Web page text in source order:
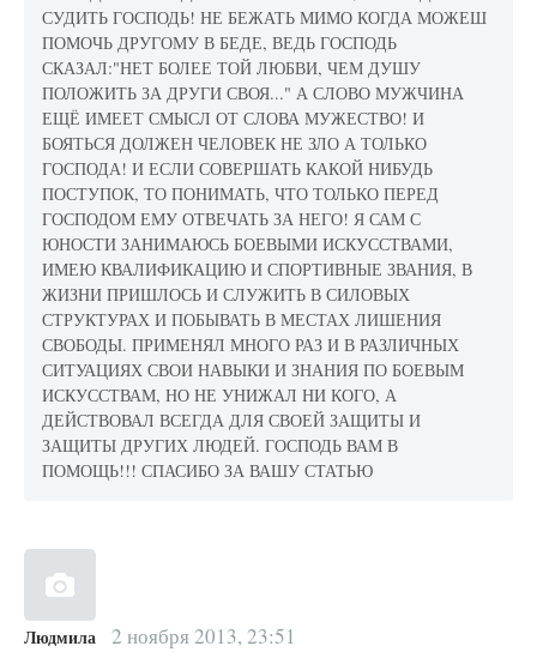
СУДИТЬ ГОСПОДЬ! НЕ БЕЖАТЬ МИМО КОГДА МОЖЕШ
ПОМОЧЬ ДРУГОМУ В БЕДЕ, ВЕДЬ ГОСПОДЬ
СКАЗАЛ:"НЕТ БОЛЕЕ ТОЙ ЛЮБВИ, ЧЕМ ДУШУ
ПОЛОЖИТЬ ЗА ДРУГИ СВОЯ..." А СЛОВО МУЖЧИНА
ЕЩЁ ИМЕЕТ СМЫСЛ ОТ СЛОВА МУЖЕСТВО! И
БОЯТЬСЯ ДОЛЖЕН ЧЕЛОВЕК НЕ ЗЛО А ТОЛЬКО
ГОСПОДА! И ЕСЛИ СОВЕРШАТЬ КАКОЙ НИБУДЬ
ПОСТУПОК, ТО ПОНИМАТЬ, ЧТО ТОЛЬКО ПЕРЕД
ГОСПОДОМ ЕМУ ОТВЕЧАТЬ ЗА НЕГО! Я САМ С
ЮНОСТИ ЗАНИМАЮСЬ БОЕВЫМИ ИСКУССТВАМИ,
ИМЕЮ КВАЛИФИКАЦИЮ И СПОРТИВНЫЕ ЗВАНИЯ, В
ЖИЗНИ ПРИШЛОСЬ И СЛУЖИТЬ В СИЛОВЫХ
СТРУКТУРАХ И ПОБЫВАТЬ В МЕСТАХ ЛИШЕНИЯ
СВОБОДЫ. ПРИМЕНЯЛ МНОГО РАЗ И В РАЗЛИЧНЫХ
СИТУАЦИЯХ СВОИ НАВЫКИ И ЗНАНИЯ ПО БОЕВЫМ
ИСКУССТВАМ, НО НЕ УНИЖАЛ НИ КОГО, А
ДЕЙСТВОВАЛ ВСЕГДА ДЛЯ СВОЕЙ ЗАЩИТЫ И
ЗАЩИТЫ ДРУГИХ ЛЮДЕЙ. ГОСПОДЬ ВАМ В
ПОМОЩЬ!!! СПАСИБО ЗА ВАШУ СТАТЬЮ
Людмила 2 ноября 2013, 23:51